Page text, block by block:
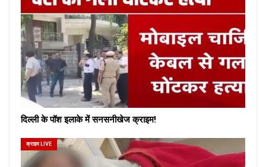
दिल्ली के पॉश इलाके में सनसनीखेज क्राइम!
क्राइम LIVE